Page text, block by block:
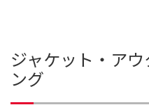
ジャケット・ア
ング